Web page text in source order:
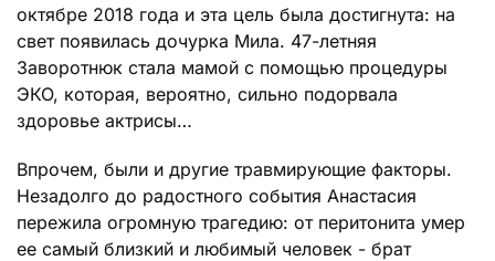
октябре 2018 года и эта цель была достигнута: на
свет появилась дочурка Мила. 47-летняя
Заворотнюк стала мамой с помощью процедуры
ЭКО, которая, вероятно, сильно подорвала
здоровье актрисы…
Впрочем, были и другие травмирующие факторы.
Незадолго до радостного события Анастасия
пережила огромную трагедию: от перитонита умер
ее самый близкий и любимый человек - брат